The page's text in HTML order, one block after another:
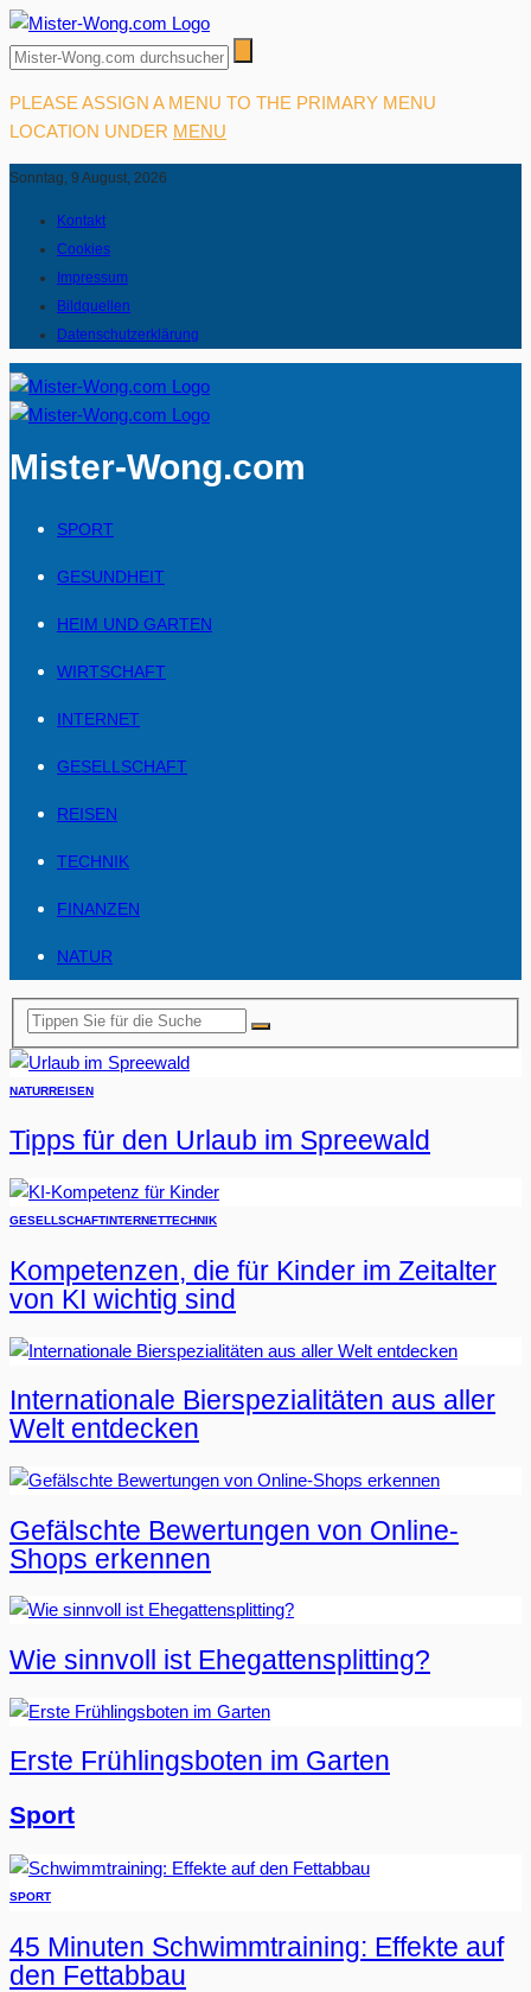
PLEASE ASSIGN A MENU TO THE PRIMARY MENU
LOCATION UNDER MENU
Sonntag, 9 August, 2026
Kontakt
Cookies
Impressum
Bildquellen
Datenschutzerklärung
Mister-Wong.com
SPORT
GESUNDHEIT
HEIM UND GARTEN
WIRTSCHAFT
INTERNET
GESELLSCHAFT
REISEN
TECHNIK
FINANZEN
NATUR
NATURREISEN
Tipps für den Urlaub im Spreewald
GESELLSCHAFTINTERNETTECHNIK
Kompetenzen, die für Kinder im Zeitalter
von KI wichtig sind
Internationale Bierspezialitäten aus aller
Welt entdecken
Gefälschte Bewertungen von Online-
Shops erkennen
Wie sinnvoll ist Ehegattensplitting?
Erste Frühlingsboten im Garten
Sport
SPORT
45 Minuten Schwimmtraining: Effekte auf
den Fettabbau